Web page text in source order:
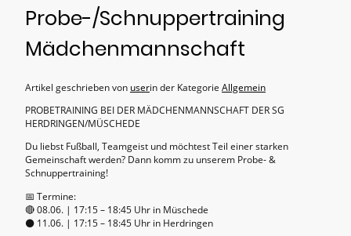
Probe-/Schnuppertraining
Mädchenmannschaft
Artikel geschrieben von userin der Kategorie Allgemein
PROBETRAINING BEI DER MÄDCHENMANNSCHAFT DER SG
HERDRINGEN/MÜSCHEDE
Du liebst Fußball, Teamgeist und möchtest Teil einer starken
Gemeinschaft werden? Dann komm zu unserem Probe- &
Schnuppertraining!
📅 Termine:
🔴 08.06. | 17:15 – 18:45 Uhr in Müschede
⚫ 11.06. | 17:15 – 18:45 Uhr in Herdringen